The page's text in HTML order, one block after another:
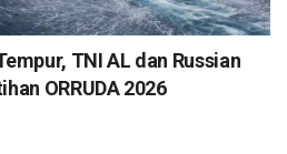
TNI AL dan Russian
ORRUDA 2026